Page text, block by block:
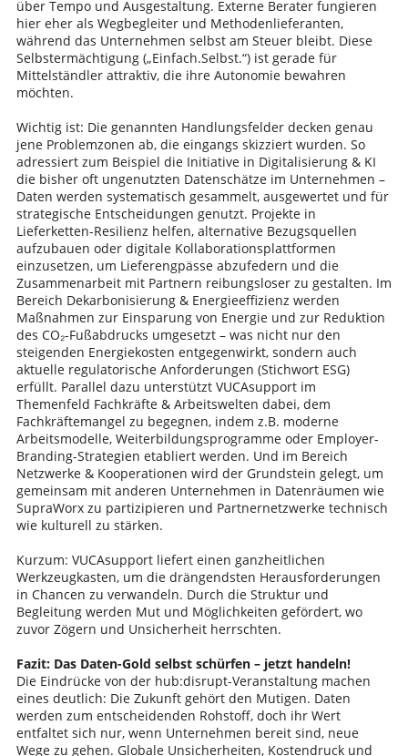
über Tempo und Ausgestaltung. Externe Berater fungieren
hier eher als Wegbegleiter und Methodenlieferanten,
während das Unternehmen selbst am Steuer bleibt. Diese
Selbstermächtigung („Einfach.Selbst.“) ist gerade für
Mittelständler attraktiv, die ihre Autonomie bewahren
möchten.
Wichtig ist: Die genannten Handlungsfelder decken genau
jene Problemzonen ab, die eingangs skizziert wurden. So
adressiert zum Beispiel die Initiative in Digitalisierung & KI
die bisher oft ungenutzten Datenschätze im Unternehmen –
Daten werden systematisch gesammelt, ausgewertet und für
strategische Entscheidungen genutzt. Projekte in
Lieferketten-Resilienz helfen, alternative Bezugsquellen
aufzubauen oder digitale Kollaborationsplattformen
einzusetzen, um Lieferengpässe abzufedern und die
Zusammenarbeit mit Partnern reibungsloser zu gestalten. Im
Bereich Dekarbonisierung & Energieeffizienz werden
Maßnahmen zur Einsparung von Energie und zur Reduktion
des CO₂-Fußabdrucks umgesetzt – was nicht nur den
steigenden Energiekosten entgegenwirkt, sondern auch
aktuelle regulatorische Anforderungen (Stichwort ESG)
erfüllt. Parallel dazu unterstützt VUCAsupport im
Themenfeld Fachkräfte & Arbeitswelten dabei, dem
Fachkräftemangel zu begegnen, indem z.B. moderne
Arbeitsmodelle, Weiterbildungsprogramme oder Employer-
Branding-Strategien etabliert werden. Und im Bereich
Netzwerke & Kooperationen wird der Grundstein gelegt, um
gemeinsam mit anderen Unternehmen in Datenräumen wie
SupraWorx zu partizipieren und Partnernetzwerke technisch
wie kulturell zu stärken.
Kurzum: VUCAsupport liefert einen ganzheitlichen
Werkzeugkasten, um die drängendsten Herausforderungen
in Chancen zu verwandeln. Durch die Struktur und
Begleitung werden Mut und Möglichkeiten gefördert, wo
zuvor Zögern und Unsicherheit herrschten.
Fazit: Das Daten-Gold selbst schürfen – jetzt handeln!
Die Eindrücke von der hub:disrupt-Veranstaltung machen
eines deutlich: Die Zukunft gehört den Mutigen. Daten
werden zum entscheidenden Rohstoff, doch ihr Wert
entfaltet sich nur, wenn Unternehmen bereit sind, neue
Wege zu gehen. Globale Unsicherheiten, Kostendruck und